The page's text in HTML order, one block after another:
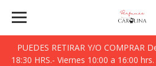
PUEDES RETIRAR Y/O COMPRAR
18:30 HRS.- Viernes 10:00 a 16:00